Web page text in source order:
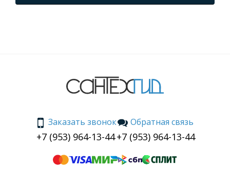
Заказать звонок
+7 (953) 964-13-44
Обратная связь
+7 (953) 964-13-44